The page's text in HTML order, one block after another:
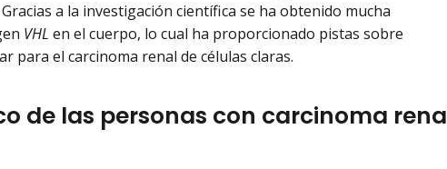
Gracias a la investigación científica se ha obtenido mucha
VHL en el cuerpo, lo cual ha proporcionado pistas sobre
para el carcinoma renal de células claras.
de las personas con carcinoma